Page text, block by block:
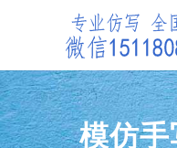
模仿